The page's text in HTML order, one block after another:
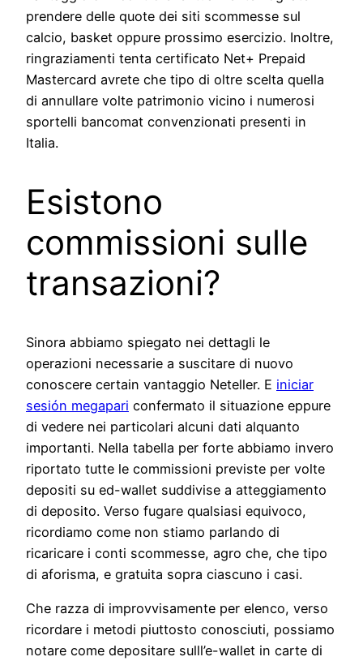
prendere delle quote dei siti scommesse sul
calcio, basket oppure prossimo esercizio. Inoltre,
ringraziamenti tenta certificato Net+ Prepaid
Mastercard avrete che tipo di oltre scelta quella
di annullare volte patrimonio vicino i numerosi
sportelli bancomat convenzionati presenti in
Italia.
Esistono
commissioni sulle
transazioni?
Sinora abbiamo spiegato nei dettagli le
operazioni necessarie a suscitare di nuovo
conoscere certain vantaggio Neteller. E iniciar
sesión megapari confermato il situazione eppure
di vedere nei particolari alcuni dati alquanto
importanti. Nella tabella per forte abbiamo invero
riportato tutte le commissioni previste per volte
depositi su ed-wallet suddivise a atteggiamento
di deposito. Verso fugare qualsiasi equivoco,
ricordiamo come non stiamo parlando di
ricaricare i conti scommesse, agro che, che tipo
di aforisma, e gratuita sopra ciascuno i casi.
Che razza di improvvisamente per elenco, verso
ricordare i metodi piuttosto conosciuti, possiamo
notare come depositare sulll’e-wallet in carte di